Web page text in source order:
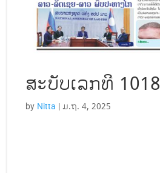
ສະບັບເລກທີ 1018
by Nitta | ມ.ຖ. 4, 2025